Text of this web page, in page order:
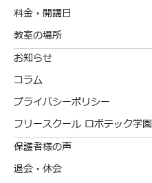
料金・開講日
教室の場所
お知らせ
コラム
プライバシーポリシー
フリースクール ロボテック学園
保護者様の声
退会・休会